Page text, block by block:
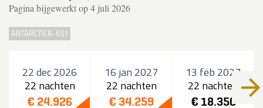
Pagina bijgewerkt op 4 juli 2026
ANTARCTICA-651
22 dec 2026
22 nachten
€ 24.926
16 jan 2027
22 nachten
€ 34.259
13 feb 2027
22 nachten
€ 18.350